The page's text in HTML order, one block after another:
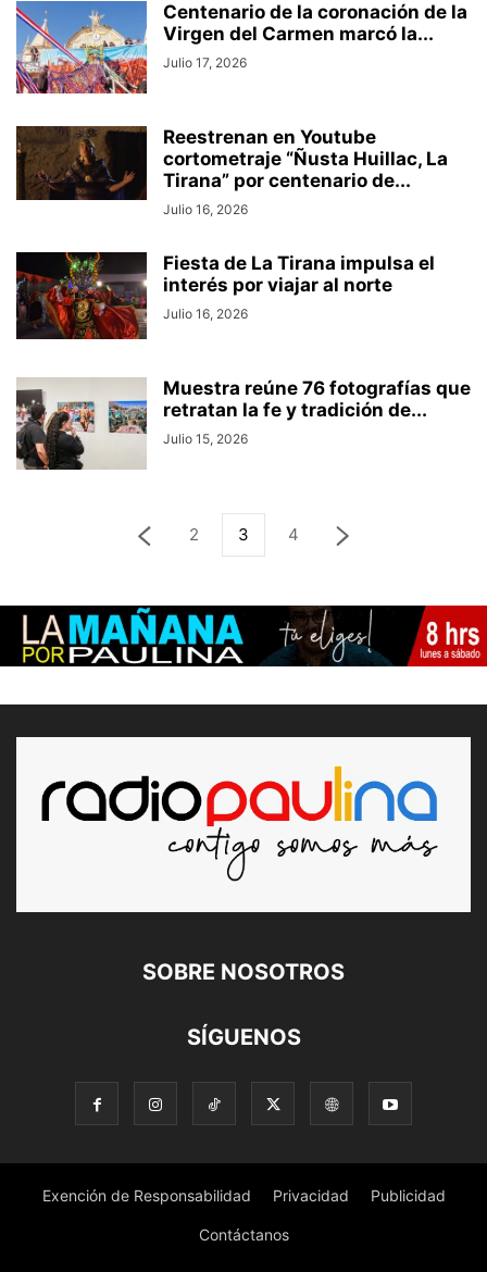
Centenario de la coronación de la
Virgen del Carmen marcó la...
Julio 17, 2026
Reestrenan en Youtube
cortometraje “Ñusta Huillac, La
Tirana” por centenario de...
Julio 16, 2026
Fiesta de La Tirana impulsa el
interés por viajar al norte
Julio 16, 2026
Muestra reúne 76 fotografías que
retratan la fe y tradición de...
Julio 15, 2026
2 3 4
SOBRE NOSOTROS
SÍGUENOS
Exención de Responsabilidad Privacidad Publicidad
Contáctanos